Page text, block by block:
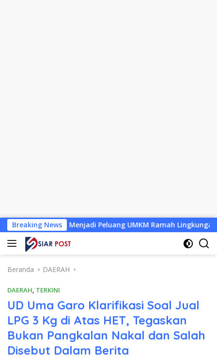
Langsung
ke
konten
Breaking News
Menjadi Peluang UMKM Ramah Lingkungan
Beranda DAERAH
DAERAH, TERKINI
UD Uma Garo Klarifikasi Soal Jual
LPG 3 Kg di Atas HET, Tegaskan
Bukan Pangkalan Nakal dan Salah
Disebut Dalam Berita